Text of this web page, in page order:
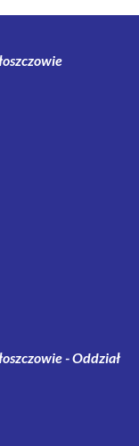
- Oddział